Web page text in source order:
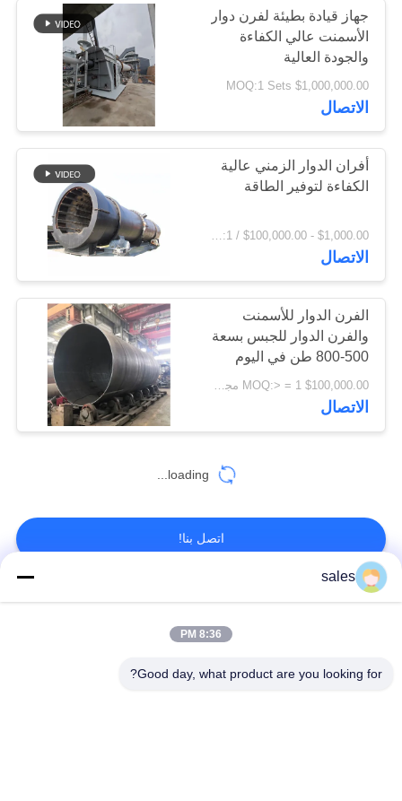
جهاز قيادة بطيئة لفرن دوار
الأسمنت عالي الكفاءة
والجودة العالية
$1,000,000.00 MOQ:1 Sets
الاتصال
أفران الدوار الزمني عالية
الكفاءة لتوفير الطاقة
$1,000.00 - $100,000.00 / Set MOQ:1 مجموعة / مجموعات
الاتصال
الفرن الدوار للأسمنت
والفرن الدوار للجبس بسعة
500-800 طن في اليوم
$100,000.00 MOQ:> = 1 مجموعة
الاتصال
loading...
اتصل بنا!
فئات شعبية
طاحونة ترس التروس شطبة ترس والعتاد
sales
8:36 PM
Good day, what product are you looking for?